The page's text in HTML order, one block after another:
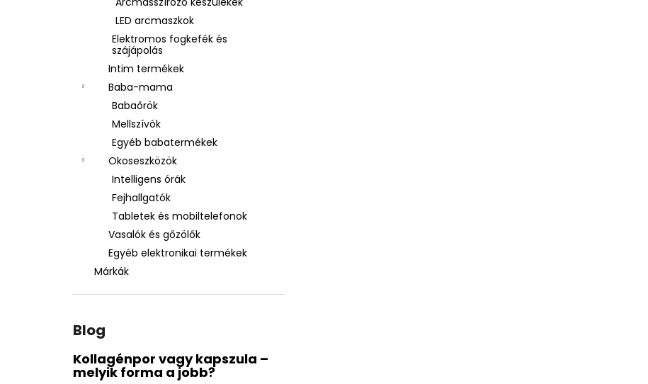
LED arcmaszkok
Elektromos fogkefék és
szájápolás
Intim termékek
Baba-mama
Babaőrök
Mellszívók
Egyéb babatermékek
Okoseszközök
Intelligens órák
Fejhallgatók
Tabletek és mobiltelefonok
Vasalók és gőzölők
Egyéb elektronikai termékek
Márkák
Blog
Kollagénpor vagy kapszula –
melyik forma a jobb?